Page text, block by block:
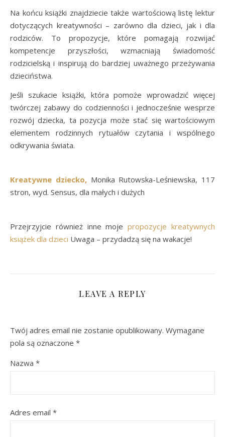
Na końcu książki znajdziecie także wartościową listę lektur
dotyczących kreatywności – zarówno dla dzieci, jak i dla
rodziców. To propozycje, które pomagają rozwijać
kompetencje przyszłości, wzmacniają świadomość
rodzicielską i inspirują do bardziej uważnego przeżywania
dzieciństwa.
Jeśli szukacie książki, która pomoże wprowadzić więcej
twórczej zabawy do codzienności i jednocześnie wesprze
rozwój dziecka, ta pozycja może stać się wartościowym
elementem rodzinnych rytuałów czytania i wspólnego
odkrywania świata.
Kreatywne dziecko,Monika Rutowska-Leśniewska, 117
stron, wyd. Sensus, dla małych i dużych
Przejrzyjcie również inne mojepropozycje kreatywnych
książek dla dzieci Uwaga – przydadzą się na wakacje!
LEAVE A REPLY
Twój adres email nie zostanie opublikowany. Wymagane
pola są oznaczone *
Nazwa *
Adres email *